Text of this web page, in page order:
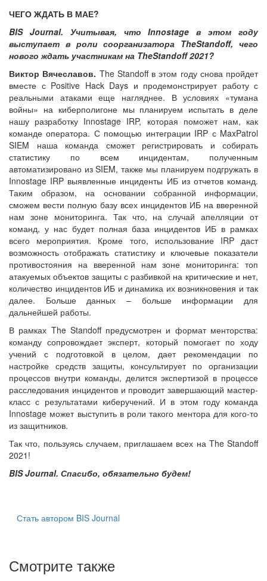
ЧЕГО ЖДАТЬ В МАЕ?
BIS Journal. Учитывая, что Innostage в этом году
выступает в роли соорганизатора TheStandoff, чего
нового ждать участникам на TheStandoff 2021?
Виктор Вячеславов. The Standoff в этом году снова пройдет
вместе с Positive Hack Days и продемонстрирует работу с
реальными атаками еще нагляднее. В условиях «тумана
войны» на киберполигоне мы планируем испытать в деле
нашу разработку Innostage IRP, которая поможет нам, как
команде оператора. С помощью интеграции IRP с MaxPatrol
SIEM наша команда сможет регистрировать и собирать
статистику по всем инцидентам, полученным
автоматизировано из SIEM, также мы планируем подгружать в
Innostage IRP выявленные инциденты ИБ из отчетов команд.
Таким образом, на основании собранной информации,
сможем вести полную базу всех инцидентов ИБ на вверенной
нам зоне мониторинга. Так что, на случай апелляции от
команд, у нас будет полная база инцидентов ИБ в рамках
всего мероприятия. Кроме того, использование IRP даст
возможность отображать статистику и ключевые показатели
противостояния на вверенной нам зоне мониторинга: топ
атакуемых объектов защиты с разбивкой на критические и нет,
количество инцидентов ИБ и динамика их возникновения и так
далее. Больше данных – больше информации для
дальнейшей работы.
В рамках The Standoff предусмотрен и формат менторства:
команду сопровождает эксперт, который помогает по ходу
учений с подготовкой в целом, дает рекомендации по
настройке средств защиты, консультирует по организации
процессов внутри команды, делится экспертизой в процессе
расследования инцидентов и проводит завершающий мастер-
класс с результатами киберучений. И в этом году команда
Innostage может выступить в роли такого ментора для кого-то
из защитников.
Так что, пользуясь случаем, приглашаем всех на The Standoff
2021!
BIS Journal. Спасибо, обязательно будем!
Стать автором BIS Journal
Смотрите также